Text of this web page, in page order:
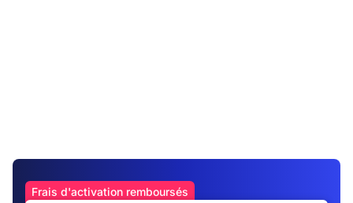
Frais d'activation remboursés